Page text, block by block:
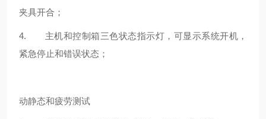
夹具开合；
4. 主机和控制箱三色状态指示灯，可显示系统开机，
紧急停止和错误状态；
动静态和疲劳测试